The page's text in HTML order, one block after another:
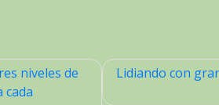
niveles de
cada
Lidiando con